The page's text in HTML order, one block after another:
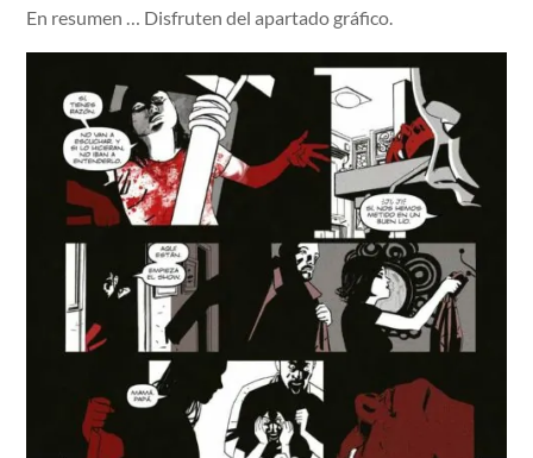
En resumen … Disfruten del apartado gráfico.